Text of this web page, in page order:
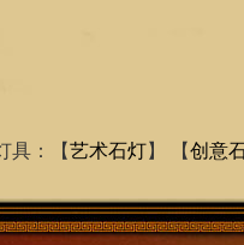
具：【艺术石灯】 【创意